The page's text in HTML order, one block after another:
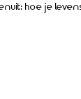
hoe je